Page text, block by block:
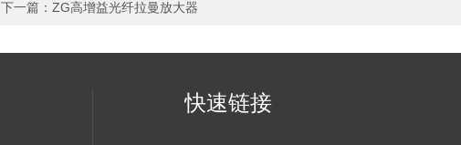
下一篇： ZG高增益光纤拉曼放大器
快速链接